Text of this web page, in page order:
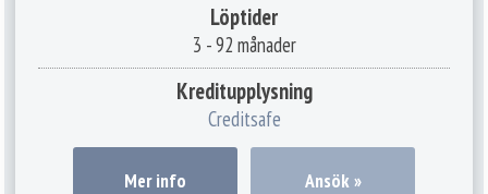
Löptider
3 - 92 månader
Kreditupplysning
Creditsafe
Mer info Ansök »